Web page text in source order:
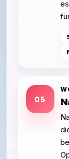
05